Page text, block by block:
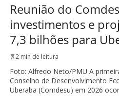
Reunião do
investimentos e
7,3 bilhões para
2 min de leitura
Foto: Alfredo Neto/PMU A
Conselho de Desenvolvimento
Uberaba (Comdesu) em 2026